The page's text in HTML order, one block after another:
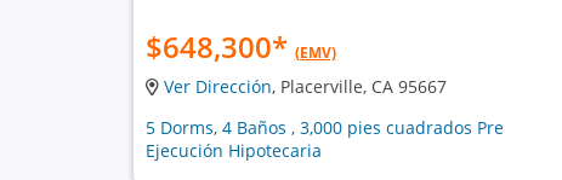
$648,300* (EMV)
Ver Dirección, Placerville, CA 95667
5 Dorms, 4 Baños , 3,000 pies cuadrados Pre
Ejecución Hipotecaria